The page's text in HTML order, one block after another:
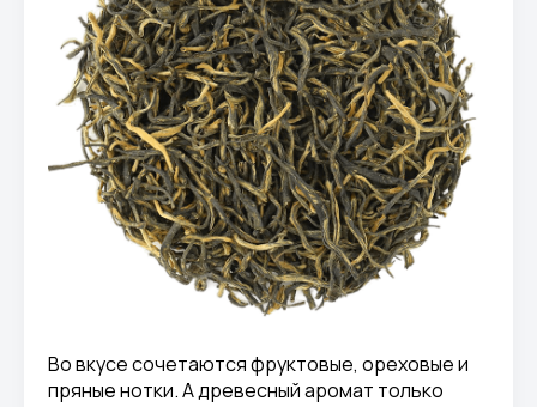
Во вкусе сочетаются фруктовые, ореховые и
пряные нотки. А древесный аромат только